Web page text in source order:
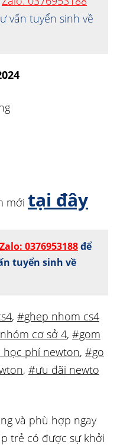
vấn tuyển sinh về
mới tại đây
Zalo: 0376953188để
tuyển sinh về
, #ghep nhom cs4
cơ sở 4, #gom
phí newton, #go
, #ưu đãi newto
và phù hợp ngay
trẻ có được sự khởi